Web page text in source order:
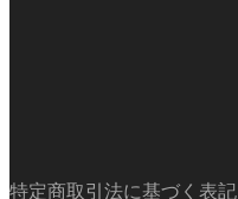
特定商取引法に基づく表記